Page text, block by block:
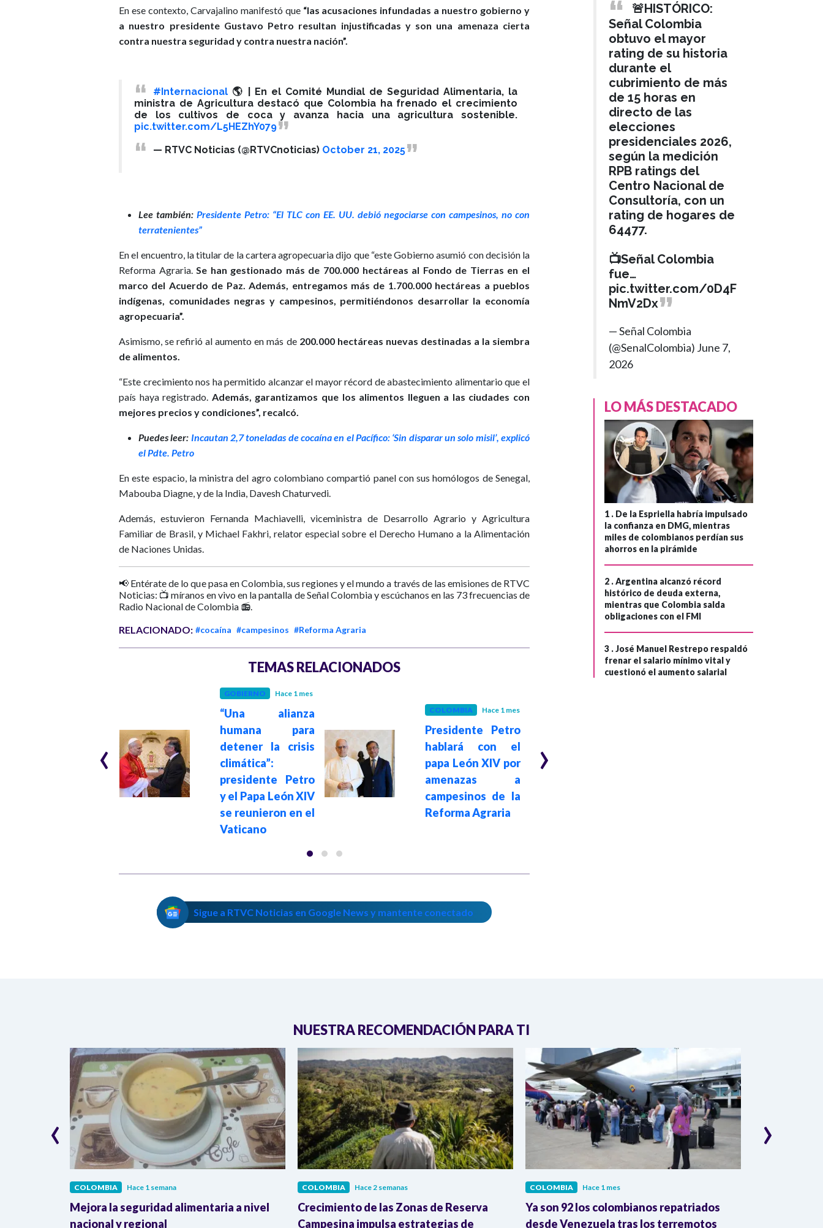
En ese contexto, Carvajalino manifestó que “las acusaciones infundadas a nuestro gobierno y
a nuestro presidente Gustavo Petro resultan injustificadas y son una amenaza cierta
contra nuestra seguridad y contra nuestra nación”.
#Internacional🌎 | En el Comité Mundial de Seguridad Alimentaria, la
ministra de Agricultura destacó que Colombia ha frenado el crecimiento
de los cultivos de coca y avanza hacia una agricultura sostenible.
pic.twitter.com/L5HEZhY079
— RTVC Noticias (@RTVCnoticias) October 21, 2025
Lee también: Presidente Petro: “El TLC con EE. UU. debió negociarse con campesinos, no con
terratenientes”
En el encuentro, la titular de la cartera agropecuaria dijo que “este Gobierno asumió con decisión la
Reforma Agraria.Se han gestionado más de 700.000 hectáreas al Fondo de Tierras en el
marco del Acuerdo de Paz. Además, entregamos más de 1.700.000 hectáreas a pueblos
indígenas, comunidades negras y campesinos, permitiéndonos desarrollar la economía
agropecuaria”.
Asimismo, se refirió al aumento en más de 200.000 hectáreas nuevas destinadas a la siembra
de alimentos.
“Este crecimiento nos ha permitido alcanzar el mayor récord de abastecimiento alimentario que el
país haya registrado. Además, garantizamos que los alimentos lleguen a las ciudades con
mejores precios y condiciones”, recalcó.
Puedes leer: Incautan 2,7 toneladas de cocaína en el Pacífico: ‘Sin disparar un solo misil’, explicó
el Pdte. Petro
En este espacio, la ministra del agro colombiano compartió panel con sus homólogos de Senegal,
Mabouba Diagne, y de la India, Davesh Chaturvedi.
Además, estuvieron Fernanda Machiavelli, viceministra de Desarrollo Agrario y Agricultura
Familiar de Brasil, y Michael Fakhri, relator especial sobre el Derecho Humano a la Alimentación
de Naciones Unidas.
📢 Entérate de lo que pasa en Colombia, sus regiones y el mundo a través de las emisiones de RTVC
Noticias: 📺 míranos en vivo en la pantalla de Señal Colombia y escúchanos en las 73 frecuencias de
Radio Nacional de Colombia 📻.
RELACIONADO: #cocaína #campesinos #Reforma Agraria
TEMAS RELACIONADOS
685 hectáreas a
GOBIERNO Hace 1 mes
“Una alianza
humana para
detener la crisis
climática”:
presidente Petro
y el Papa León XIV
se reunieron en el
Vaticano
COLOMBIA Hace 1 mes
Presidente Petro
hablará con el
papa León XIV por
amenazas a
campesinos de la
Reforma Agraria
‹ ›
Sigue a RTVC Noticias en Google News y mantente conectado
🚨HISTÓRICO:
Señal Colombia
obtuvo el mayor
rating de su historia
durante el
cubrimiento de más
de 15 horas en
directo de las
elecciones
presidenciales 2026,
según la medición
RPB ratings del
Centro Nacional de
Consultoría, con un
rating de hogares de
64477.
📺Señal Colombia
fue…
pic.twitter.com/0D4F
NmV2Dx
— Señal Colombia
(@SenalColombia) June 7,
2026
LO MÁS DESTACADO
1 . De la Espriella habría impulsado
la confianza en DMG, mientras
miles de colombianos perdían sus
ahorros en la pirámide
2 .Argentina alcanzó récord
histórico de deuda externa,
mientras que Colombia salda
obligaciones con el FMI
3 .José Manuel Restrepo respaldó
frenar el salario mínimo vital y
cuestionó el aumento salarial
NUESTRA RECOMENDACIÓN PARA TI
COLOMBIA Hace 1 semana
Mejora la seguridad alimentaria a nivel
nacional y regional
COLOMBIA Hace 2 semanas
Crecimiento de las Zonas de Reserva
Campesina impulsa estrategias de
COLOMBIA Hace 1 mes
Ya son 92 los colombianos repatriados
desde Venezuela tras los terremotos
‹ ›